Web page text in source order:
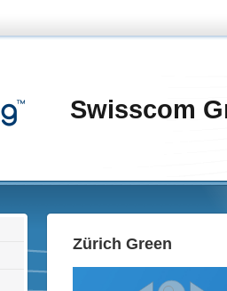
Swisscom
Zürich Green